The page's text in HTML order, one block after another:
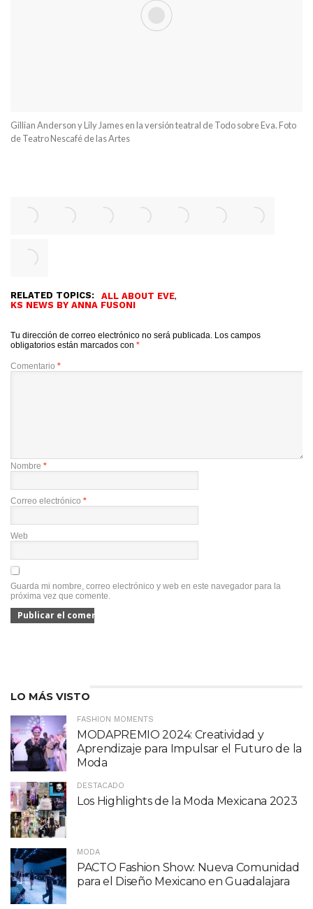
Gillian Anderson y Lily James en la versión teatral de Todo sobre Eva. Foto
de Teatro Nescafé de las Artes
RELATED TOPICS: ALL ABOUT EVE,
KS NEWS BY ANNA FUSONI
Tu dirección de correo electrónico no será publicada. Los campos
obligatorios están marcados con *
Comentario *
Nombre *
Correo electrónico *
Web
Guarda mi nombre, correo electrónico y web en este navegador para la
próxima vez que comente.
LO MÁS VISTO
FASHION MOMENTS
MODAPREMIO 2024: Creatividad y
Aprendizaje para Impulsar el Futuro de la
Moda
DESTACADO
Los Highlights de la Moda Mexicana 2023
MODA
PACTO Fashion Show: Nueva Comunidad
para el Diseño Mexicano en Guadalajara